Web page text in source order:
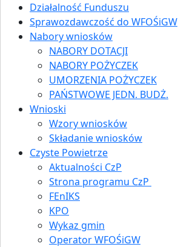
Działalność Funduszu
Sprawozdawczość do WFOŚiGW
Nabory wniosków
NABORY DOTACJI
NABORY POŻYCZEK
UMORZENIA POŻYCZEK
PAŃSTWOWE JEDN. BUDŻ.
Wnioski
Wzory wniosków
Składanie wniosków
Czyste Powietrze
Aktualności CzP
Strona programu CzP
FEnIKS
KPO
Wykaz gmin
Operator WFOŚiGW